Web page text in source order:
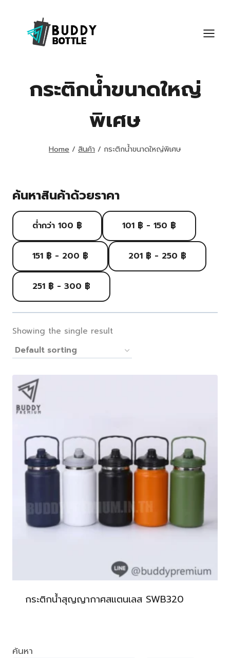
content
กระติกน้ำขนาดใหญ่
พิเศษ
Home / สินค้า / กระติกน้ำขนาดใหญ่พิเศษ
ค้นหาสินค้าด้วยราคา
ต่ำกว่า 100 ฿ 101 ฿ - 150 ฿
151 ฿ - 200 ฿ 201 ฿ - 250 ฿
251 ฿ - 300 ฿
Showing the single result
กระติกน้ำสุญญากาศสแตนเลส SWB320
ค้นหา